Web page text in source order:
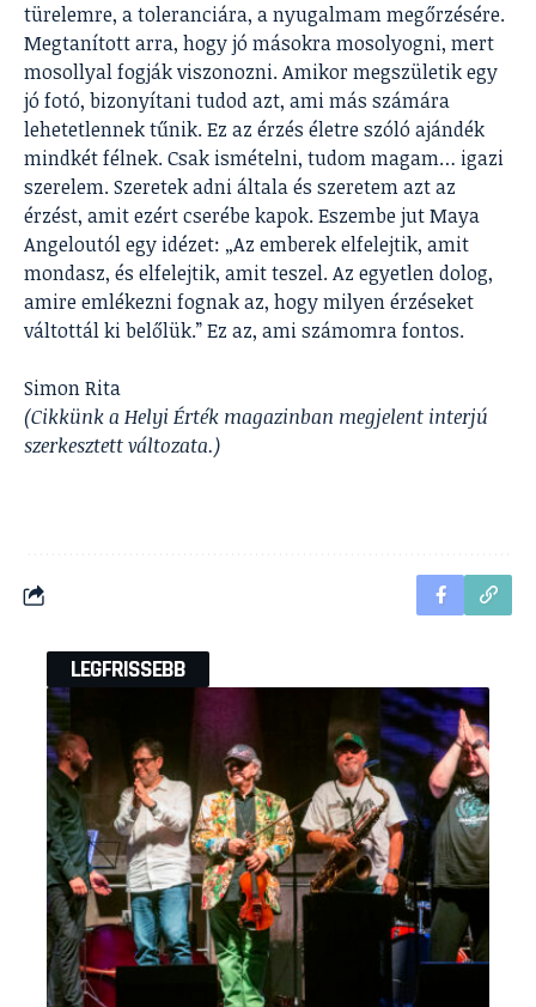
türelemre, a toleranciára, a nyugalmam megőrzésére.
Megtanított arra, hogy jó másokra mosolyogni, mert
mosollyal fogják viszonozni. Amikor megszületik egy
jó fotó, bizonyítani tudod azt, ami más számára
lehetetlennek tűnik. Ez az érzés életre szóló ajándék
mindkét félnek. Csak ismételni, tudom magam… igazi
szerelem. Szeretek adni általa és szeretem azt az
érzést, amit ezért cserébe kapok. Eszembe jut Maya
Angeloutól egy idézet: „Az emberek elfelejtik, amit
mondasz, és elfelejtik, amit teszel. Az egyetlen dolog,
amire emlékezni fognak az, hogy milyen érzéseket
váltottál ki belőlük.” Ez az, ami számomra fontos.
Simon Rita
(Cikkünk a Helyi Érték magazinban megjelent interjú
szerkesztett változata.)
LEGFRISSEBB